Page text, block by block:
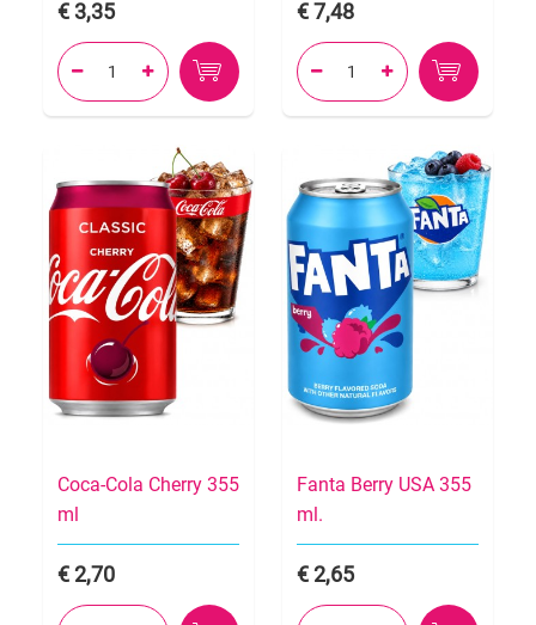
3,35
 
7,48
 
Coca-Cola Cherry 355
ml
2,70
Fanta Berry USA 355
ml.
2,65